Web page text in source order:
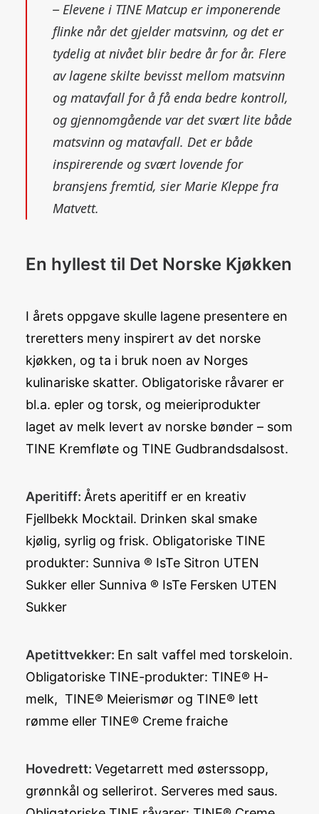
– Elevene i TINE Matcup er imponerende
flinke når det gjelder matsvinn, og det er
tydelig at nivået blir bedre år for år. Flere
av lagene skilte bevisst mellom matsvinn
og matavfall for å få enda bedre kontroll,
og gjennomgående var det svært lite både
matsvinn og matavfall. Det er både
inspirerende og svært lovende for
bransjens fremtid, sier Marie Kleppe fra
Matvett.
En hyllest til Det Norske Kjøkken
I årets oppgave skulle lagene presentere en
treretters meny inspirert av det norske
kjøkken, og ta i bruk noen av Norges
kulinariske skatter. Obligatoriske råvarer er
bl.a. epler og torsk, og meieriprodukter
laget av melk levert av norske bønder – som
TINE Kremfløte og TINE Gudbrandsdalsost.
Aperitiff: Årets aperitiff er en kreativ
Fjellbekk Mocktail. Drinken skal smake
kjølig, syrlig og frisk. Obligatoriske TINE
produkter: Sunniva ® IsTe Sitron UTEN
Sukker eller Sunniva ® IsTe Fersken UTEN
Sukker
Apetittvekker: En salt vaffel med torskeloin.
Obligatoriske TINE-produkter: TINE® H-
melk, TINE® Meierismør og TINE® lett
rømme eller TINE® Creme fraiche
Hovedrett: Vegetarrett med østerssopp,
grønnkål og sellerirot. Serveres med saus.